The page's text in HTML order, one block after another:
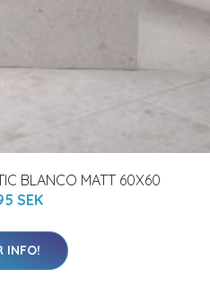
BLANCO MATT 60X60
SEK
INFO!